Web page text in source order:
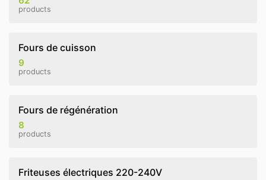
products
Fours de cuisson
9
products
Fours de régénération
8
products
Friteuses électriques 220-240V